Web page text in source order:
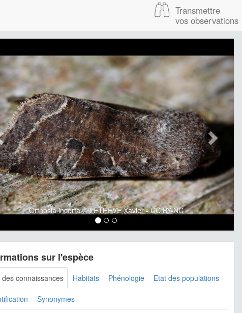
Transmettre
vos observations
Orthosia incerta © LETHEVE Xavier - CC BY-NC
sur l'espèce
des connaissances Habitats Phénologie Etat des populations
Synonymes